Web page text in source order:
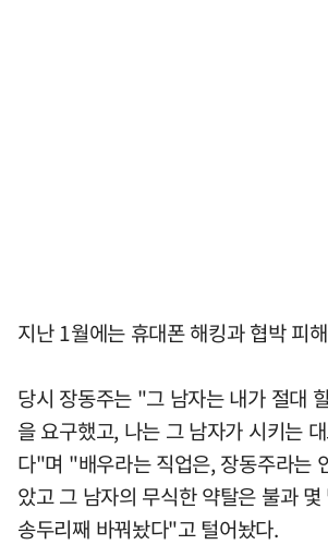
지난 1월에는 휴대폰 해킹과 협박 피
당시 장동주는 "그 남자는 내가 절대
을 요구했고, 나는 그 남자가 시키는
다"며 "배우라는 직업은, 장동주라는
았고 그 남자의 무식한 약탈은 불과
송두리째 바꿔놨다"고 털어놨다.